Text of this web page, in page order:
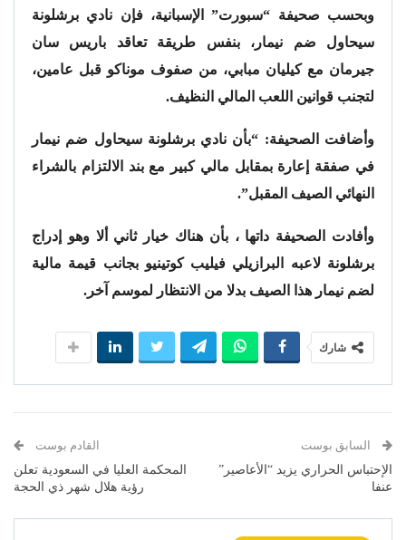
وبحسب صحيفة “سبورت” الإسبانية، فإن نادي برشلونة
سيحاول ضم نيمار، بنفس طريقة تعاقد باريس سان
جيرمان مع كيليان مبابي، من صفوف موناكو قبل عامين،
لتجنب قوانين اللعب المالي النظيف.
وأضافت الصحيفة: “بأن نادي برشلونة سيحاول ضم نيمار
في صفقة إعارة بمقابل مالي كبير مع بند الالتزام بالشراء
النهائي الصيف المقبل”.
وأفادت الصحيفة داتها ، بأن هناك خيار ثاني ألا وهو إدراج
برشلونة لاعبه البرازيلي فيليب كوتينيو بجانب قيمة مالية
لضم نيمار هذا الصيف بدلا من الانتظار لموسم آخر.
شارك
السابق بوست
الإحتباس الحراري يزيد “الأعاصير”
عنفا
القادم بوست
المحكمة العليا في السعودية تعلن
رؤية هلال شهر ذي الحجة